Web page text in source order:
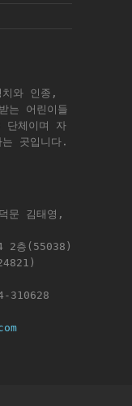
와 인종,
는 어린이들
단체이며 자
곳입니다.
문 김태영,
2층(55038)
310628